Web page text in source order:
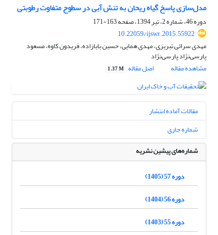
مدل‌سازی پاسخ گیاه ریحان به تنش آبی در سطوح متفاوت رطوبتی
دوره 46، شماره 2، تیر 1394، صفحه
163-171
10.22059/ijswr.2015.55922
مهدی سرائی تبریزی، مهدی همایی، حسین بابازاده، فریدون کاوه، مسعود
پارسی‌نژاد پارسی‌نژاد
مشاهده مقاله
اصل مقاله 1.37 M
مقالات آماده انتشار
شماره جاری
شماره‌های پیشین نشریه
دوره 57 (1405)
دوره 56 (1404)
دوره 55 (1403)